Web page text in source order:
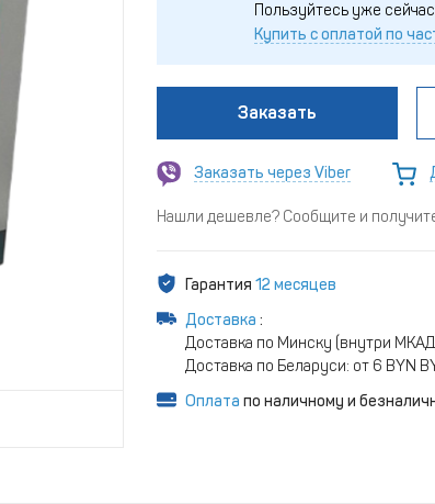
Пользуйтесь уже сейчас
Купить с оплатой по
Заказать
Заказать через Viber
Нашли дешевле? Сообщите и
Гарантия 12 месяцев
Доставка :
Доставка по Минску (внутри
Доставка по Беларуси: от 6 BYN
Оплата по наличному и